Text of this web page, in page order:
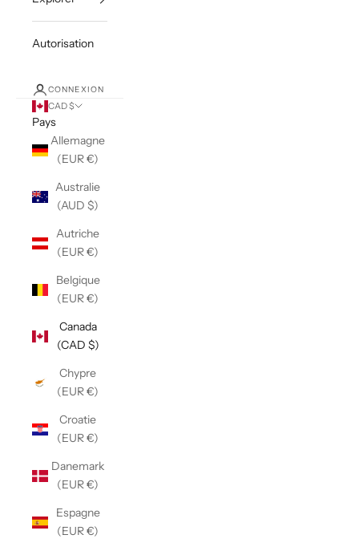
Autorisation
CONNEXION
CAD $
Pays
Allemagne
(EUR €)
Australie
(AUD $)
Autriche
(EUR €)
Belgique
(EUR €)
Canada
(CAD $)
Chypre
(EUR €)
Croatie
(EUR €)
Danemark
(EUR €)
Espagne
(EUR €)